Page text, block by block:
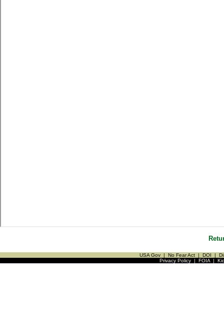
USA Gov | No Fear Act | DOI |
Privacy Policy| FOIA|